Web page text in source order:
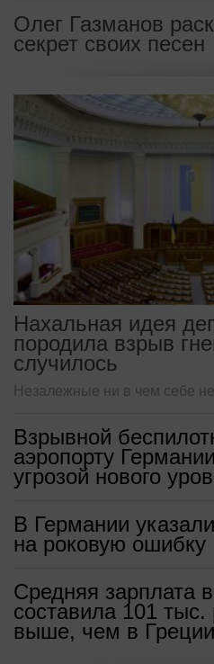
Олег Газманов
секрет своих песен
Нахальная идея
породила взрыв
случилось
Незалежные ни в чем себе
Взрывной
аэропорту
угрозой нового
В Германии
на роковую ошибку
Средняя зарплата
составила 101 тыс.
выше, чем в Греции